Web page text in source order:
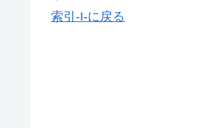
索引-I-に戻る